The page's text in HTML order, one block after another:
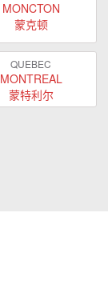
MONCTON
蒙克顿
QUEBEC
MONTREAL
蒙特利尔